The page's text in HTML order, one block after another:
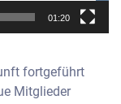
01:20
fortgeführt
Mitglieder